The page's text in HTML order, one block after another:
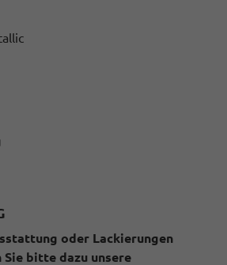
oder Lackierungen
Sie bitte dazu unsere